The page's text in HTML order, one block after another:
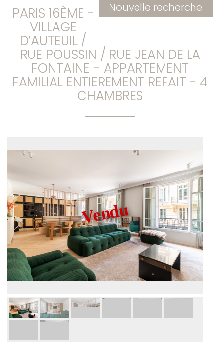
Nouvelle recherche
PARIS 16ÈME -
VILLAGE
D’AUTEUIL /
RUE POUSSIN / RUE JEAN DE LA
FONTAINE - APPARTEMENT
FAMILIAL ENTIEREMENT REFAIT - 4
CHAMBRES
Vendu